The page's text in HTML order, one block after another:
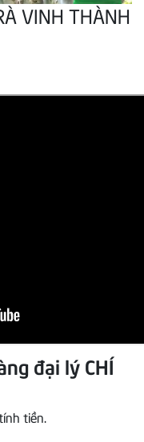
VINH THÀNH
đại lý CHÍ
tiền.